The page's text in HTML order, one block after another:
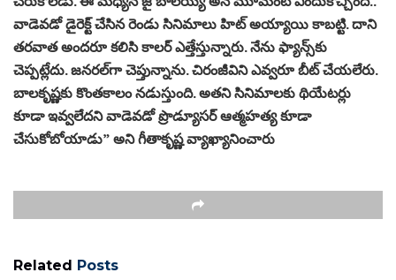
వాడెవడో డైరెక్ట్ చేసిన రెండు సినిమాలు హిట్ అయ్యాయి కాబట్టి. దాని
తరవాత అందరూ కలిసి కాలర్ ఎత్తేస్తున్నారు. నేను ఫ్యాన్స్‌కు
చెప్పట్లేదు. జనరల్‌గా చెప్తున్నాను. చిరంజీవిని ఎవ్వరూ బీట్ చేయలేరు.
బాలకృష్ణకు కొంతకాలం నడుస్తుంది. అతని సినిమాలకు థియేటర్లు
కూడా ఇవ్వలేదని వాడెవడో ప్రొడ్యూసర్ ఆత్మహత్య కూడా
చేసుకోబోయాడు” అని గీతాకృష్ణ వ్యాఖ్యానించారు
Related Posts